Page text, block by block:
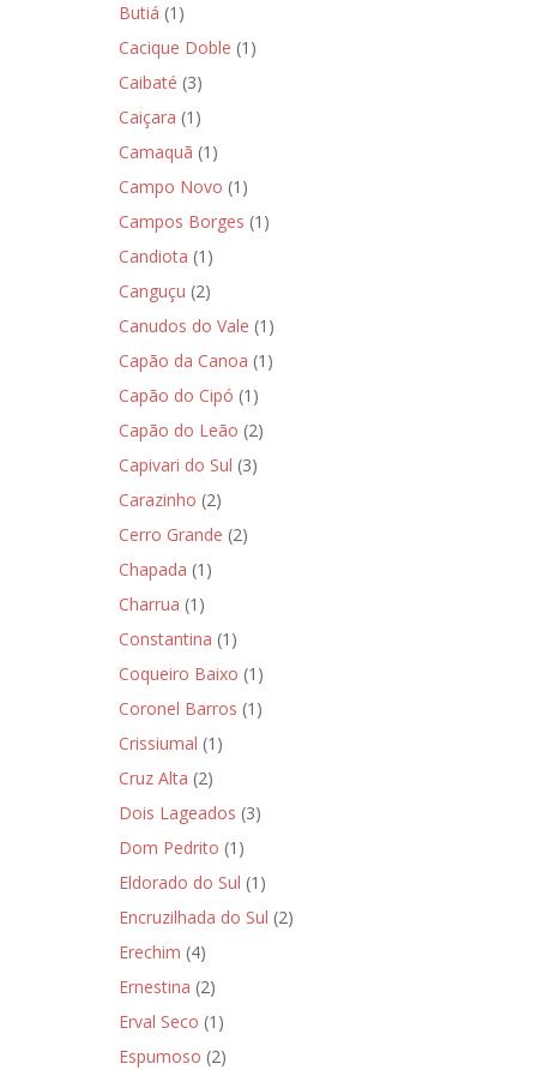
Butiá (1)
Cacique Doble (1)
Caibaté (3)
Caiçara (1)
Camaquã (1)
Campo Novo (1)
Campos Borges (1)
Candiota (1)
Canguçu (2)
Canudos do Vale (1)
Capão da Canoa (1)
Capão do Cipó (1)
Capão do Leão (2)
Capivari do Sul (3)
Carazinho (2)
Cerro Grande (2)
Chapada (1)
Charrua (1)
Constantina (1)
Coqueiro Baixo (1)
Coronel Barros (1)
Crissiumal (1)
Cruz Alta (2)
Dois Lageados (3)
Dom Pedrito (1)
Eldorado do Sul (1)
Encruzilhada do Sul (2)
Erechim (4)
Ernestina (2)
Erval Seco (1)
Espumoso (2)